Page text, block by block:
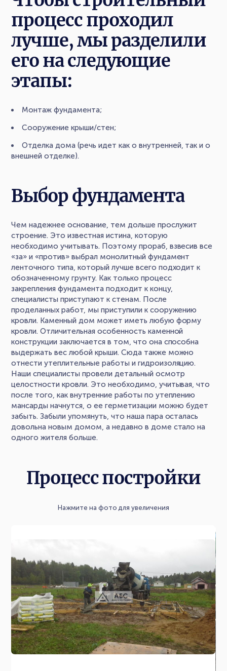
процесс проходил
лучше, мы разделили
его на следующие
этапы:
Монтаж фундамента;
Cооружение крыши/стен;
Отделка дома (речь идет как о внутренней, так и о
внешней отделке).
Выбор фундамента
Чем надежнее основание, тем дольше прослужит
строение. Это известная истина, которую
необходимо учитывать. Поэтому прораб, взвесив все
«за» и «против» выбрал монолитный фундамент
ленточного типа, который лучше всего подходит к
обозначенному грунту. Как только процесс
закрепления фундамента подходит к концу,
специалисты приступают к стенам. После
проделанных работ, мы приступили к сооружению
кровли. Каменный дом может иметь любую форму
кровли. Отличительная особенность каменной
конструкции заключается в том, что она способна
выдержать вес любой крыши. Сюда также можно
отнести утеплительные работы и гидроизоляцию.
Наши специалисты провели детальный осмотр
целостности кровли. Это необходимо, учитывая, что
после того, как внутренние работы по утеплению
мансарды начнутся, о ее герметизации можно будет
забыть. Забыли упомянуть, что наша пара осталась
довольна новым домом, а недавно в доме стало на
одного жителя больше.
Процесс постройки
Нажмите на фото для увеличения